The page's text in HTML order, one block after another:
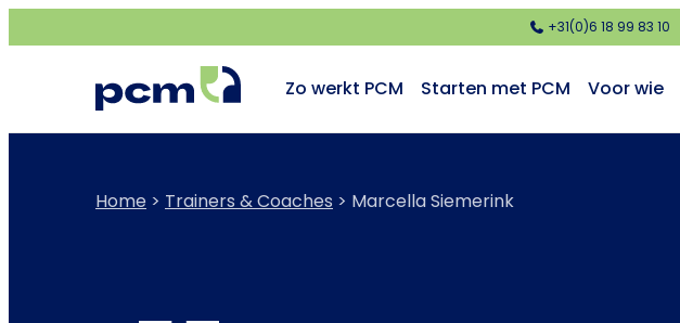
+31(0)6 18 99 83 10
Zo werkt PCM Starten met PCM Voor wie
Home > Trainers & Coaches > Marcella Siemerink